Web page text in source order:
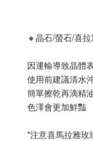
🔸晶石/螢石/喜
因運輸導致晶體
使用前建議清水
簡單擦乾再滴精
色澤會更加鮮豔
*注意喜馬拉雅玫